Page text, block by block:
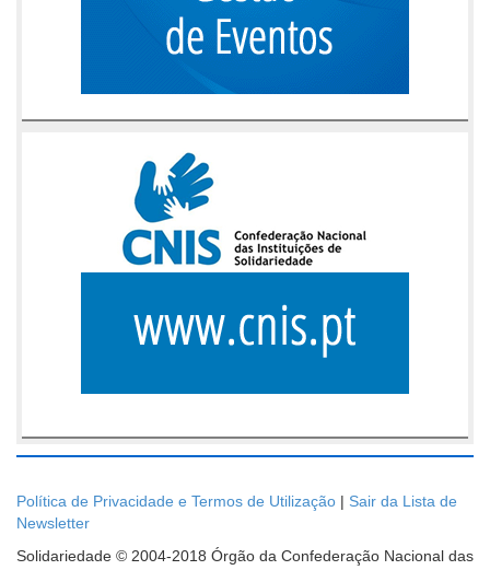
Política de Privacidade e Termos de Utilização | Sair da Lista de
Newsletter
Solidariedade © 2004-2018 Órgão da Confederação Nacional das